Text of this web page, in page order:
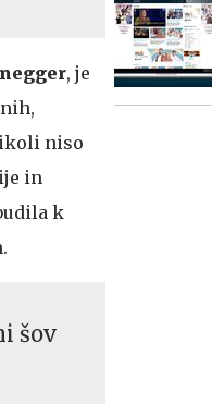
, je
niso
in
k
šov